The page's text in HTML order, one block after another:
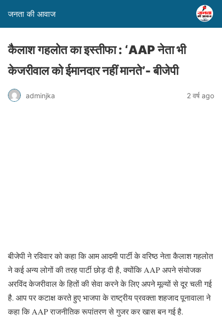
जनता की आवाज
कैलाश गहलोत का इस्तीफा : ‘AAP नेता भी
केजरीवाल को ईमानदार नहीं मानते’- बीजेपी
adminjka 2 वर्ष ago
बीजेपी ने रविवार को कहा कि आम आदमी पार्टी के वरिष्ठ नेता कैलाश गहलोत
ने कई अन्य लोगों की तरह पार्टी छोड़ दी है, क्योंकि AAP अपने संयोजक
अरविंद केजरीवाल के हितों की सेवा करने के लिए अपने मूल्यों से दूर चली गई
है. आप पर कटाक्ष करते हुए भाजपा के राष्ट्रीय प्रवक्ता शहजाद पूनावाला ने
कहा कि AAP राजनीतिक रूपांतरण से गुजर कर खास बन गई है.